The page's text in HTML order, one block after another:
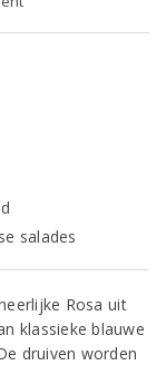
salades
Rosa uit
klassieke blauwe
druiven worden